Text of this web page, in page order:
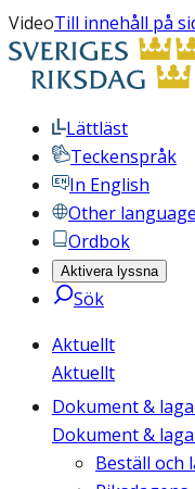
VideoTill innehåll på
Lättläst
Teckenspråk
In English
Other
Ordbok
Aktivera lyssna
Sök
Aktuellt
Aktuellt
Dokument &
Dokument &
Beställ och